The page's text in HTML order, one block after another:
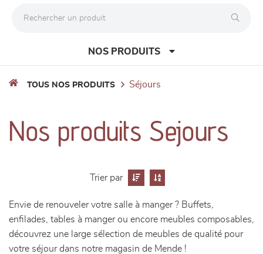
NOS PRODUITS
séjours
meubles de complément
chambres et dressing
literie
TOUS NOS PRODUITS séjours
Nos produits Sejours
Trier par
Envie de renouveler votre salle à manger ? Buffets,
enfilades, tables à manger ou encore meubles composables,
découvrez une large sélection de meubles de qualité pour
votre séjour dans notre magasin de Mende !